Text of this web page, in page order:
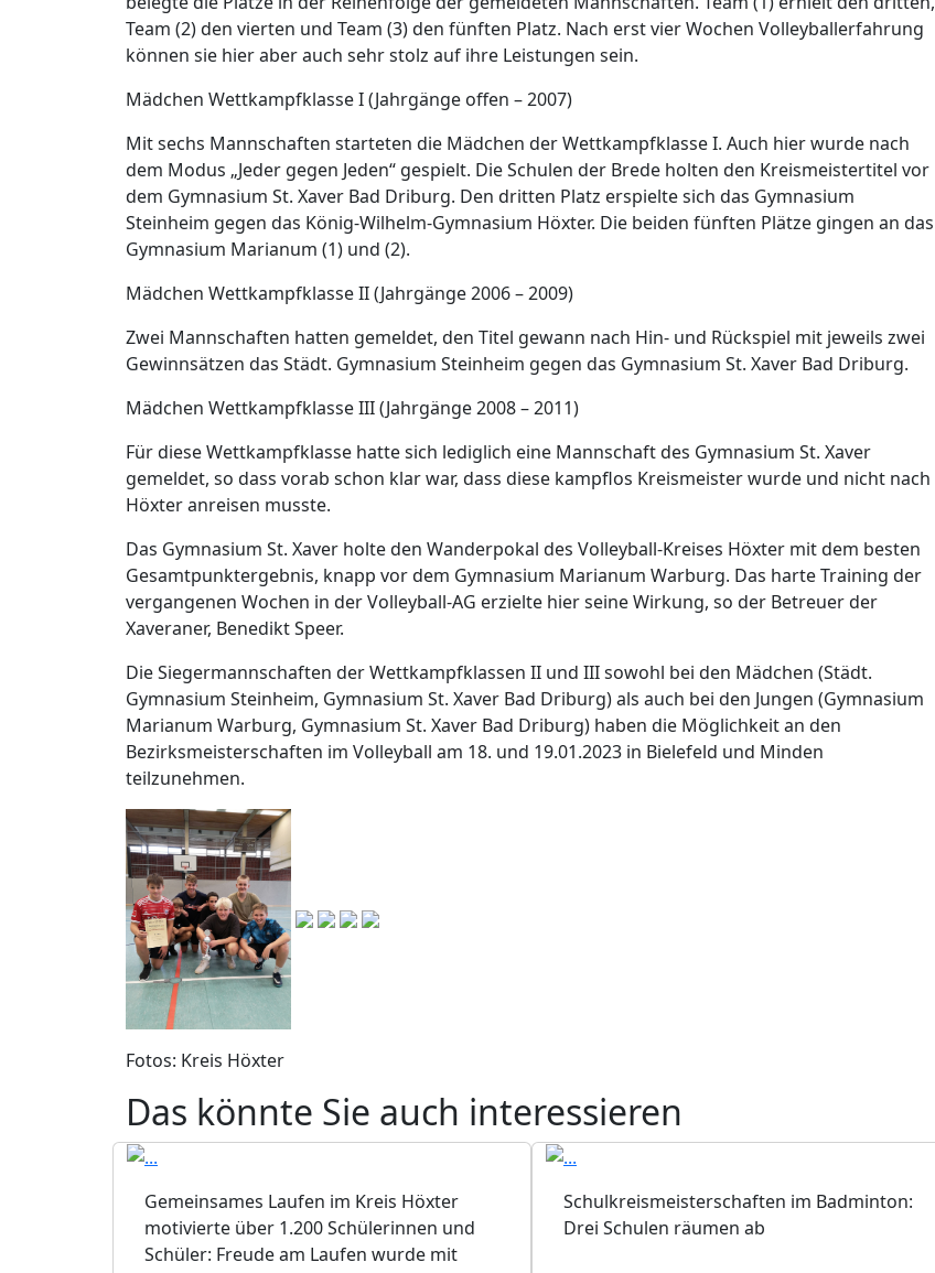
Team (2) den vierten und Team (3) den fünften Platz. Nach erst vier Wochen Volleyballerfahrung
können sie hier aber auch sehr stolz auf ihre Leistungen sein.
Mädchen Wettkampfklasse I (Jahrgänge offen – 2007)
Mit sechs Mannschaften starteten die Mädchen der Wettkampfklasse I. Auch hier wurde nach
dem Modus „Jeder gegen Jeden“ gespielt. Die Schulen der Brede holten den Kreismeistertitel vor
dem Gymnasium St. Xaver Bad Driburg. Den dritten Platz erspielte sich das Gymnasium
Steinheim gegen das König-Wilhelm-Gymnasium Höxter. Die beiden fünften Plätze gingen an das
Gymnasium Marianum (1) und (2).
Mädchen Wettkampfklasse II (Jahrgänge 2006 – 2009)
Zwei Mannschaften hatten gemeldet, den Titel gewann nach Hin- und Rückspiel mit jeweils zwei
Gewinnsätzen das Städt. Gymnasium Steinheim gegen das Gymnasium St. Xaver Bad Driburg.
Mädchen Wettkampfklasse III (Jahrgänge 2008 – 2011)
Für diese Wettkampfklasse hatte sich lediglich eine Mannschaft des Gymnasium St. Xaver
gemeldet, so dass vorab schon klar war, dass diese kampflos Kreismeister wurde und nicht nach
Höxter anreisen musste.
Das Gymnasium St. Xaver holte den Wanderpokal des Volleyball-Kreises Höxter mit dem besten
Gesamtpunktergebnis, knapp vor dem Gymnasium Marianum Warburg. Das harte Training der
vergangenen Wochen in der Volleyball-AG erzielte hier seine Wirkung, so der Betreuer der
Xaveraner, Benedikt Speer.
Die Siegermannschaften der Wettkampfklassen II und III sowohl bei den Mädchen (Städt.
Gymnasium Steinheim, Gymnasium St. Xaver Bad Driburg) als auch bei den Jungen (Gymnasium
Marianum Warburg, Gymnasium St. Xaver Bad Driburg) haben die Möglichkeit an den
Bezirksmeisterschaften im Volleyball am 18. und 19.01.2023 in Bielefeld und Minden
teilzunehmen.
Fotos: Kreis Höxter
Das könnte Sie auch interessieren
Gemeinsames Laufen im Kreis Höxter
motivierte über 1.200 Schülerinnen und
Schüler: Freude am Laufen wurde mit
Schulkreismeisterschaften im Badminton:
Drei Schulen räumen ab